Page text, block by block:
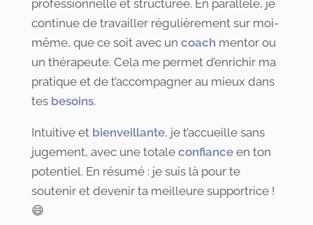
professionnelle et structurée. En parallèle, je
continue de travailler régulièrement sur moi-
même, que ce soit avec un coach mentor ou
un thérapeute. Cela me permet d’enrichir ma
pratique et de t’accompagner au mieux dans
tes besoins.
Intuitive et bienveillante, je t’accueille sans
jugement, avec une totale confiance en ton
potentiel. En résumé : je suis là pour te
soutenir et devenir ta meilleure supportrice !
😄